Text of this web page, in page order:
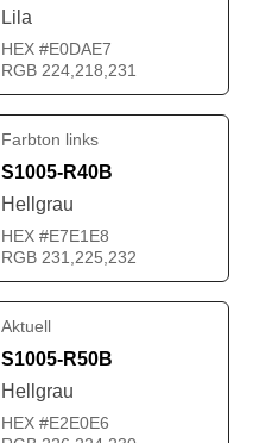
Lila
HEX #E0DAE7
RGB 224,218,231
Farbton links
S1005-R40B
Hellgrau
HEX #E7E1E8
RGB 231,225,232
Aktuell
S1005-R50B
Hellgrau
HEX #E2E0E6